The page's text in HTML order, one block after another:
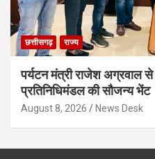
छत्तीसगढ़ राज्य
पर्यटन मंत्री राजेश अग्रवाल
प्रतिनिधिमंडल की सौजन्य भेंट
August 8, 2026 News Desk